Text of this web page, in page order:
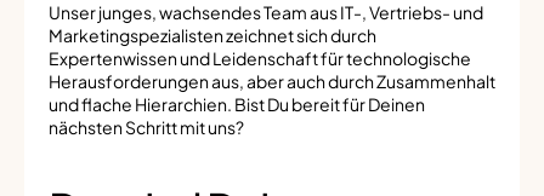
Unser junges, wachsendes Team aus IT-, Vertriebs- und
Marketingspezialisten zeichnet sich durch
Expertenwissen und Leidenschaft für technologische
Herausforderungen aus, aber auch durch Zusammenhalt
und flache Hierarchien. Bist Du bereit für Deinen
nächsten Schritt mit uns?